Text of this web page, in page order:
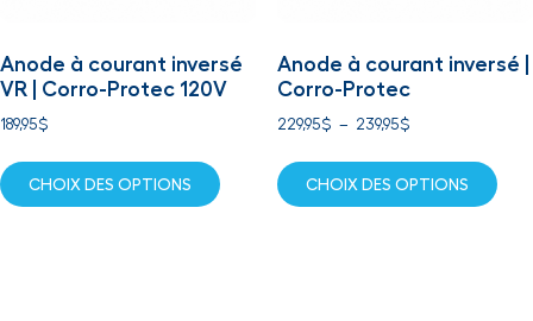
Anode à courant inversé
VR | Corro-Protec 120V
189,95$
CHOIX DES OPTIONS
Anode à courant inversé |
Corro-Protec
229,95$ – 239,95$
CHOIX DES OPTIONS